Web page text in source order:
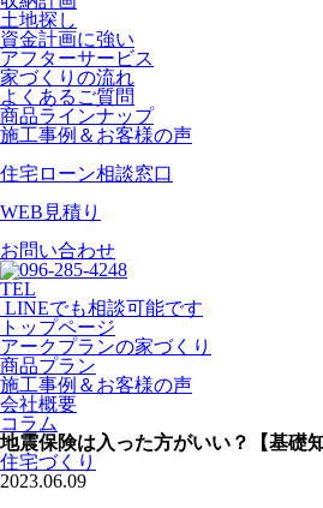
土地探し
資金計画に強い
アフターサービス
家づくりの流れ
よくあるご質問
商品ラインナップ
施工事例＆お客様の声
住宅ローン相談窓口
WEB見積り
お問い合わせ
TEL
LINEでも相談可能です
トップページ
アークプランの家づくり
商品プラン
施工事例＆お客様の声
会社概要
コラム
地震保険は入った方がいい？【基礎
住宅づくり
2023.06.09